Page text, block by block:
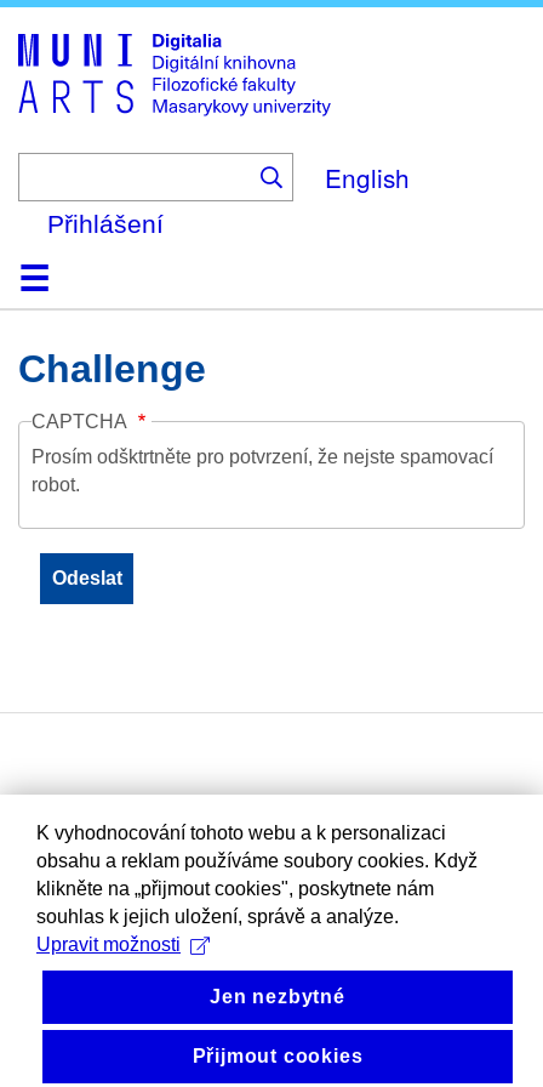
to
main
content
English
Přihlášení
DomůKolekce
Prohlížení
Vyhledávání
O platformě
Nápověda
KontaktDigitalia
Challenge
CAPTCHA
Prosím odšktrtněte pro potvrzení, že nejste spamovací
robot.
K vyhodnocování tohoto webu a k personalizaci
obsahu a reklam používáme soubory cookies. Když
klikněte na „přijmout cookies", poskytnete nám
souhlas k jejich uložení, správě a analýze.
Upravit možnosti
Jen nezbytné
Přijmout cookies